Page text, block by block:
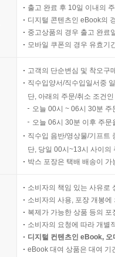
출고 완료 후 10일 이내의
디지털 콘텐츠인 eBook의
중고상품의 경우 출고 완료
모바일 쿠폰의 경우 유효기
고객의 단순변심 및 착오구
직수입양서/직수입일서중
단, 아래의 주문/취소 조건
오늘 00시 ~ 06시 30분
오늘 06시 30분 이후 주
직수입 음반/영상물/기프트
단, 당일 00시~13시 사이의
박스 포장은 택배 배송이
소비자의 책임 있는 사유로
소비자의 사용, 포장 개봉
복제가 가능한 상품 등의
소비자의 요청에 따라 개별
디지털 컨텐츠인 eBook,
eBook 대여 상품은 대여 기